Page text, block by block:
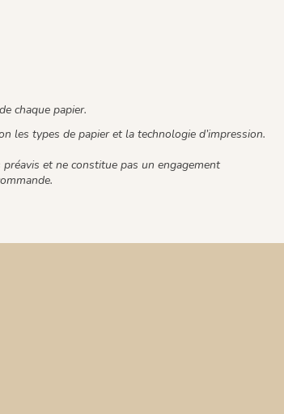
chaque papier.
les types de papier et la technologie d’impression.
et ne constitue pas un engagement